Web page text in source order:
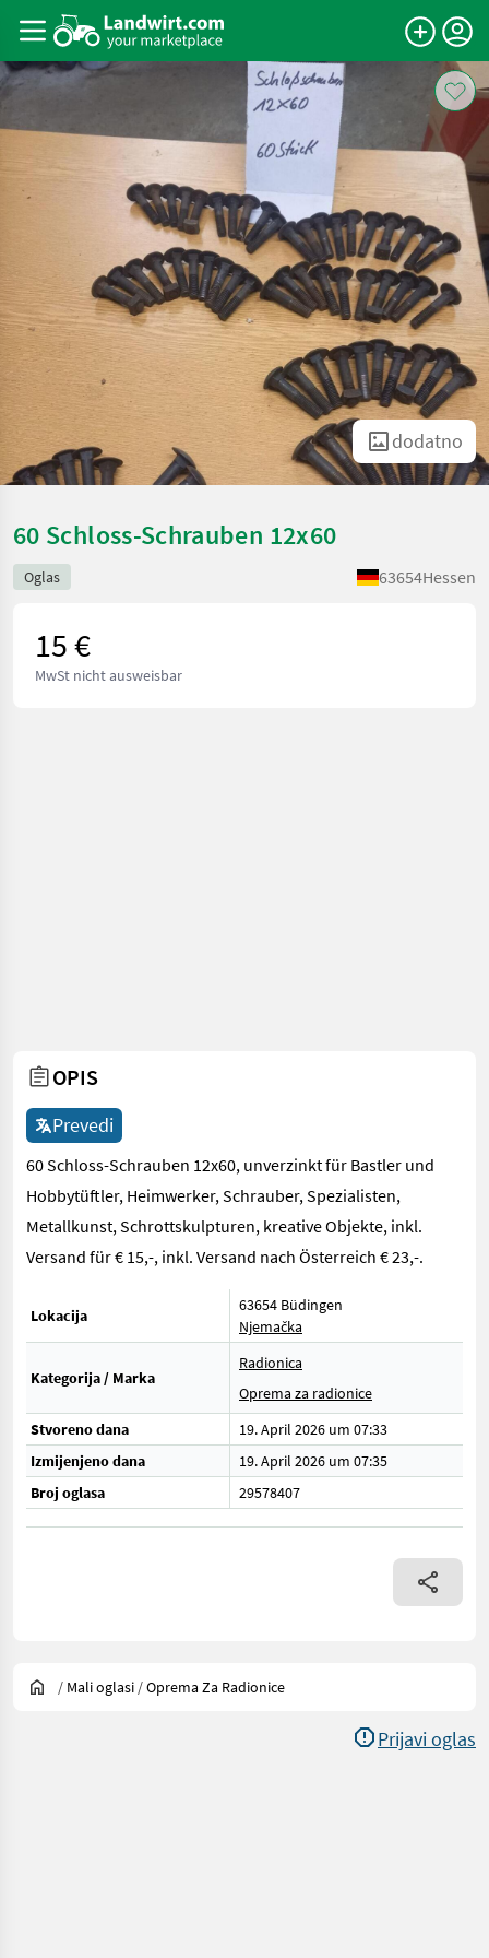
dodatno
60 Schloss-Schrauben 12x60
Oglas 63654Hessen
15 €
MwSt nicht ausweisbar
OPIS
Prevedi
60 Schloss-Schrauben 12x60, unverzinkt für Bastler und
Hobbytüftler, Heimwerker, Schrauber, Spezialisten,
Metallkunst, Schrottskulpturen, kreative Objekte, inkl.
Versand für € 15,-, inkl. Versand nach Österreich € 23,-.
Lokacija
63654 Büdingen
Njemačka
Kategorija / Marka
Radionica
Oprema za radionice
Stvoreno dana
19. April 2026 um 07:33
Izmijenjeno dana
19. April 2026 um 07:35
Broj oglasa
29578407
/ Mali oglasi /Oprema Za Radionice
Prijavi oglas